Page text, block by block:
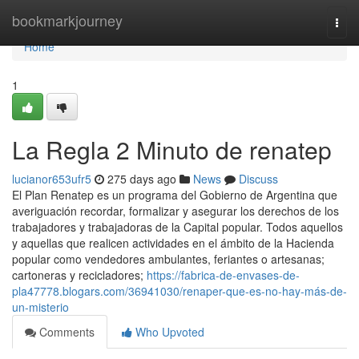
bookmarkjourney
Home
Home
1
La Regla 2 Minuto de renatep
lucianor653ufr5 275 days ago News
Discuss
El Plan Renatep es un programa del Gobierno de Argentina que
averiguación recordar, formalizar y asegurar los derechos de los
trabajadores y trabajadoras de la Capital popular. Todos aquellos
y aquellas que realicen actividades en el ámbito de la Hacienda
popular como vendedores ambulantes, feriantes o artesanas;
cartoneras y recicladores; https://fabrica-de-envases-de-
pla47778.blogars.com/36941030/renaper-que-es-no-hay-más-de-
un-misterio
Comments
Who Upvoted